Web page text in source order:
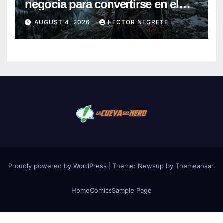
negocia para convertirse en el
nuevo Kratos de la serie de
Amazon
AUGUST 4, 2026 HECTOR NEGRETE
Proudly powered by WordPress Theme: Newsupby Themeansar.
HomeComicsSample Page